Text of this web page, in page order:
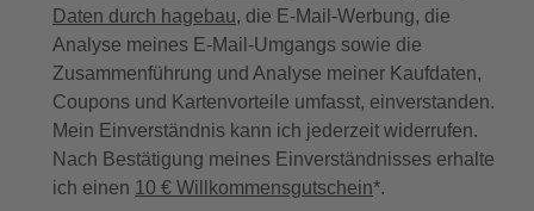
Daten durch hagebau, die E-Mail-Werbung, die
Analyse meines E-Mail-Umgangs sowie die
Zusammenführung und Analyse meiner Kaufdaten,
Coupons und Kartenvorteile umfasst, einverstanden.
Mein Einverständnis kann ich jederzeit widerrufen.
Nach Bestätigung meines Einverständnisses erhalte
ich einen 10 € Willkommensgutschein*.